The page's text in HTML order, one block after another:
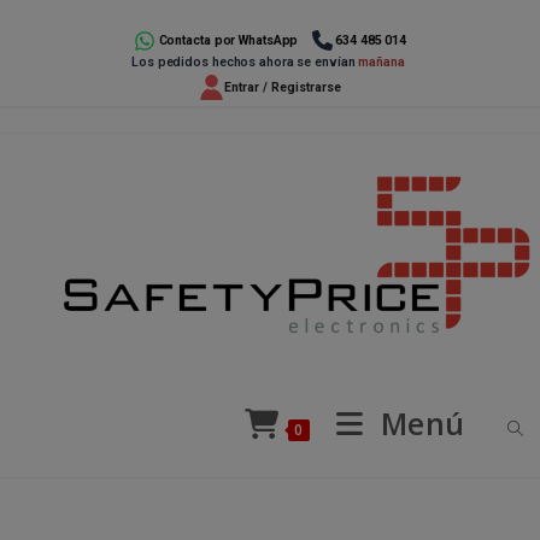
Contacta por WhatsApp
634 485 014
Los pedidos hechos ahora se envíanmañana
Entrar / Registrarse
0 Menú